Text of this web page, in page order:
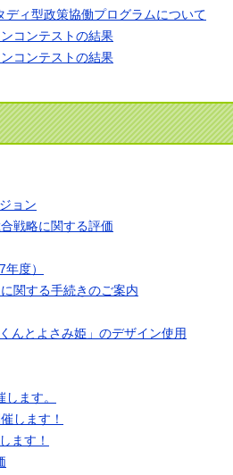
ィ型政策協働プログラムについて
コンテストの結果
コンテストの結果
ョン
戦略に関する評価
度）
関する手続きのご案内
んとよさみ姫」のデザイン使用
ます。
します！
ます！